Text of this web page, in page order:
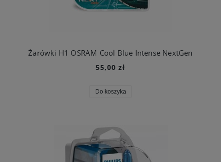
Żarówki H1 OSRAM Cool Blue Intense NextGen
55,00 zł
Do koszyka